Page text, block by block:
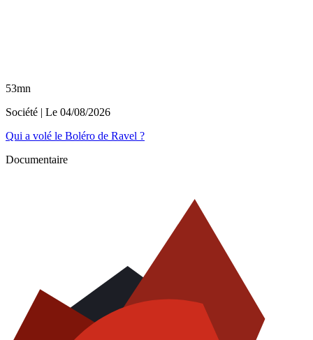
53mn
Société | Le 04/08/2026
Qui a volé le Boléro de Ravel ?
Documentaire